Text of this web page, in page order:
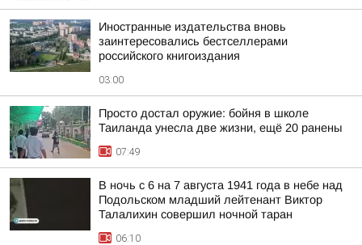
Иностранные издательства вновь
заинтересовались бестселлерами
российского книгоиздания
03:00
Просто достал оружие: бойня в школе
Таиланда унесла две жизни, ещё 20 ранены
07:49
В ночь с 6 на 7 августа 1941 года в небе над
Подольском младший лейтенант Виктор
Талалихин совершил ночной таран
06:10